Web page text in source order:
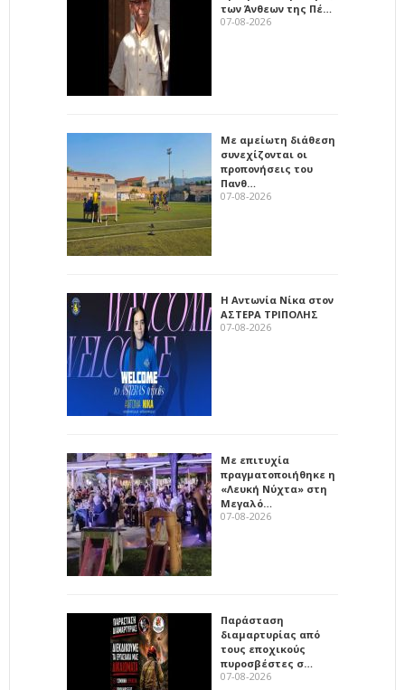
των Άνθεων της Πέ…
07-08-2026
Με αμείωτη διάθεση
συνεχίζονται οι
προπονήσεις του
Πανθ…
07-08-2026
Η Αντωνία Νίκα στον
ΑΣΤΕΡΑ ΤΡΙΠΟΛΗΣ
07-08-2026
Με επιτυχία
πραγματοποιήθηκε η
«Λευκή Νύχτα» στη
Μεγαλό…
07-08-2026
Παράσταση
διαμαρτυρίας από
τους εποχικούς
πυροσβέστες σ…
07-08-2026